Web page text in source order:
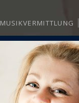
MUSIKVERMITTLUNG